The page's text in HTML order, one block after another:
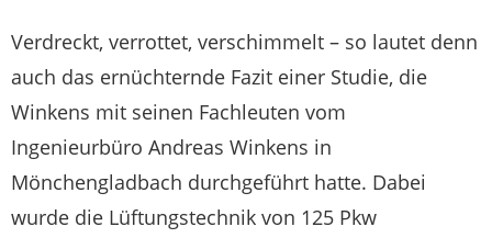
Verdreckt, verrottet, verschimmelt – so lautet denn
auch das ernüchternde Fazit einer Studie, die
Winkens mit seinen Fachleuten vom
Ingenieurbüro Andreas Winkens in
Mönchengladbach durchgeführt hatte. Dabei
wurde die Lüftungstechnik von 125 Pkw